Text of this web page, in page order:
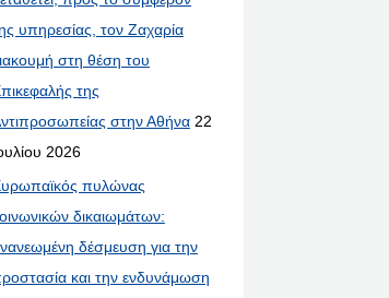
υπηρεσίας, τον Ζαχαρία
στη θέση του
της
στην Αθήνα 22
2026
πυλώνας
δικαιωμάτων:
δέσμευση για την
και την ενδυνάμωση